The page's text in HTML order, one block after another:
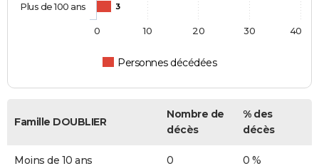
3
Personnes décédées
Plus de 100 ans
0 10 20 30 40
Famille DOUBLIER
Nombre de
décès
% des
décès
Moins de 10 ans 0 0 %